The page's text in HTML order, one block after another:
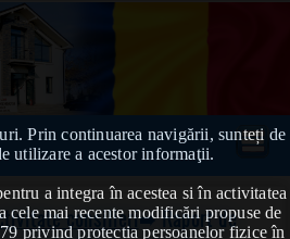
Prin continuarea navigării, sunteți de
utilizare a acestor informaţii.
a integra în acestea si în activitatea
cele mai recente modificări propuse de
privind protecția persoanelor fizice în
consilieri➠ Raport de